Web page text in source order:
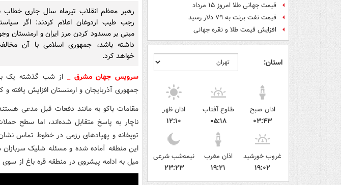
قیمت جهانی طلا امروز ۱۵ مرداد
قیمت نفت برنت به ۷۹ دلار رسید
افزایش قیمت طلا و نقره جهانی
استان:
اذان صبح
۰۳:۴۳
طلوع آفتاب
۰۵:۱۸
اذان ظهر
۱۲:۱۰
غروب خورشید
۱۹:۰۲
اذان مغرب
۱۹:۲۱
نیمه‌شب شرعی
۲۳:۲۳
رهبر معظم انقلاب تیرماه سال جاری خطاب
رجب طیب اردوغان اعلام کردند: اگر
مبنی بر مسدود کردن مرز ایران و ارمنستان
داشته باشد، جمهوری اسلامی با آن
خواهد کرد.
سرویس جهان مشرق _ از شب گذشته یک
جمهوری آذربایجان و ارمنستان افزایش
مقامات باکو به مانند دفعات قبل مدعی
ناچار به پاسخ متقابل شده‌اند، اما سطح
توپخانه و پهپادهای رزمی در خطوط تماس
این منطقه آماده شده و مسئله شلیک سربازان
میل به ادامه پیشروی در منطقه قره باغ از